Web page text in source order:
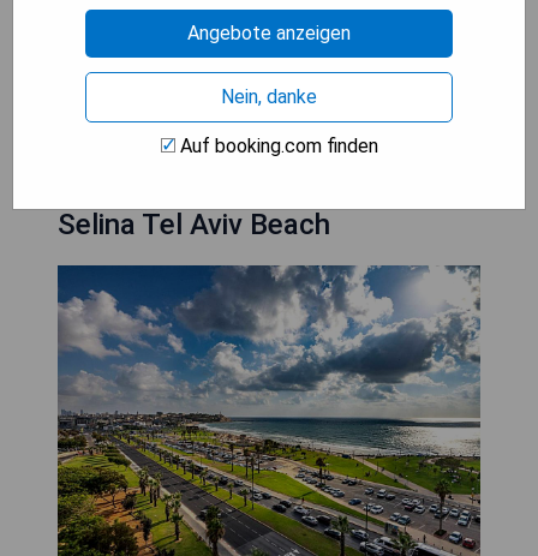
- Zentrale Lage nahe wichtigen
Sehenswürdigkeiten
PREISE ANZEIGEN
Selina Tel Aviv Beach
Angebote anzeigen
Nein, danke
Auf booking.com finden